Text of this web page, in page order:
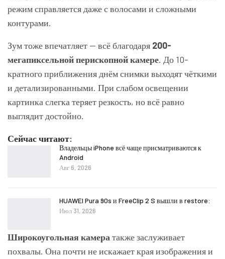
режим справляется даже с волосами и сложными
контурами.
Зум тоже впечатляет — всё благодаря 200-
мегапиксельной перископной камере. До 10-
кратного приближения днём снимки выходят чёткими
и детализированными. При слабом освещении
картинка слегка теряет резкость, но всё равно
выглядит достойно.
Сейчас читают:
Владельцы iPhone всё чаще присматриваются к
Android
Авг 6, 2026
HUAWEI Pura 90s и FreeClip 2 S вышли в restore:
Июл 31, 2026
Широкоугольная камера также заслуживает
похвалы. Она почти не искажает края изображения и